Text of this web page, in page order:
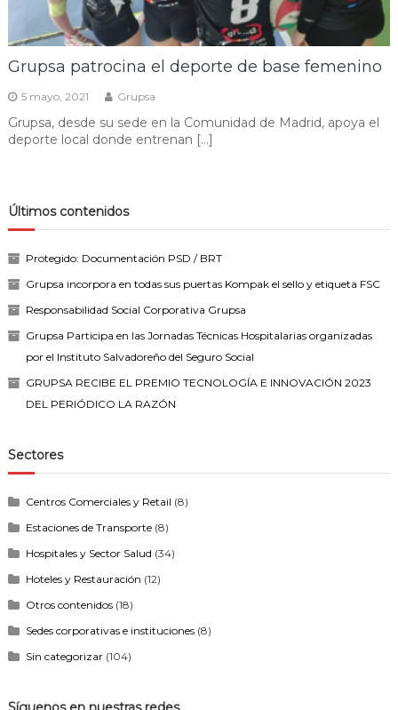
Grupsa patrocina el deporte de base femenino
5 mayo, 2021 Grupsa
Grupsa, desde su sede en la Comunidad de Madrid, apoya el
deporte local donde entrenan […]
Últimos contenidos
Protegido: Documentación PSD / BRT
Grupsa incorpora en todas sus puertas Kompak el sello y etiqueta FSC
Responsabilidad Social Corporativa Grupsa
Grupsa Participa en las Jornadas Técnicas Hospitalarias organizadas
por el Instituto Salvadoreño del Seguro Social
GRUPSA RECIBE EL PREMIO TECNOLOGÍA E INNOVACIÓN 2023
DEL PERIÓDICO LA RAZÓN
Sectores
Centros Comerciales y Retail (8)
Estaciones de Transporte(8)
Hospitales y Sector Salud (34)
Hoteles y Restauración (12)
Otros contenidos(18)
Sedes corporativas e instituciones(8)
Sin categorizar(104)